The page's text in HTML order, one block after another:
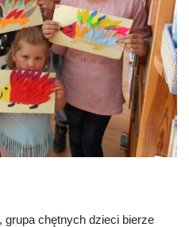
grupa chętnych dzieci bierze